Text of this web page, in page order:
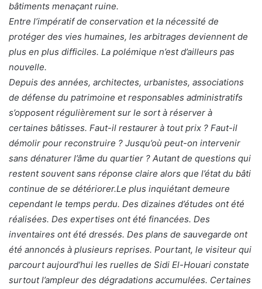
bâtiments menaçant ruine.
Entre l’impératif de conservation et la nécessité de
protéger des vies humaines, les arbitrages deviennent de
plus en plus difficiles. La polémique n’est d’ailleurs pas
nouvelle.
Depuis des années, architectes, urbanistes, associations
de défense du patrimoine et responsables administratifs
s’opposent régulièrement sur le sort à réserver à
certaines bâtisses. Faut-il restaurer à tout prix ? Faut-il
démolir pour reconstruire ? Jusqu’où peut-on intervenir
sans dénaturer l’âme du quartier ? Autant de questions qui
restent souvent sans réponse claire alors que l’état du bâti
continue de se détériorer.Le plus inquiétant demeure
cependant le temps perdu. Des dizaines d’études ont été
réalisées. Des expertises ont été financées. Des
inventaires ont été dressés. Des plans de sauvegarde ont
été annoncés à plusieurs reprises. Pourtant, le visiteur qui
parcourt aujourd’hui les ruelles de Sidi El-Houari constate
surtout l’ampleur des dégradations accumulées. Certaines